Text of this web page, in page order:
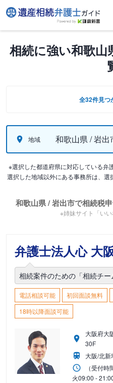
相続に強い和歌山
全32件見つ
地域 和歌山県 / 岩出
※選択した都道府県に対応している弁
選択した地域以外にある事務所は、選
和歌山県 / 岩出市で相続税
※姉妹サイト「い
弁護士法人心 大
相続案件のための「相続チー
電話相談可能 初回面談無料
18時以降面談可能
大阪府大
30F
大阪/北
（受付時
火09:00 -